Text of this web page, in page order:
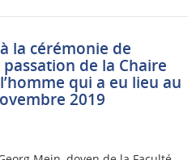
la cérémonie de
de la Chaire
qui a eu lieu au
2019